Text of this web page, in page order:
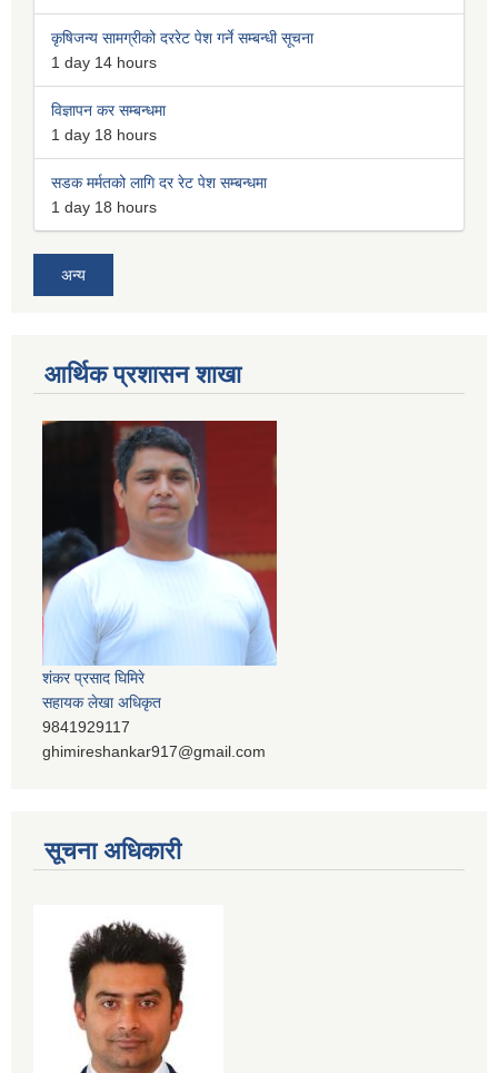
कृषिजन्य सामग्रीको दररेट पेश गर्ने सम्बन्धी सूचना
1 day 14 hours
विज्ञापन कर सम्बन्धमा
1 day 18 hours
सडक मर्मतको लागि दर रेट पेश सम्बन्धमा
1 day 18 hours
अन्य
आर्थिक प्रशासन शाखा
शंकर प्रसाद घिमिरे
सहायक लेखा अधिकृत
9841929117
ghimireshankar917@gmail.com
सूचना अधिकारी